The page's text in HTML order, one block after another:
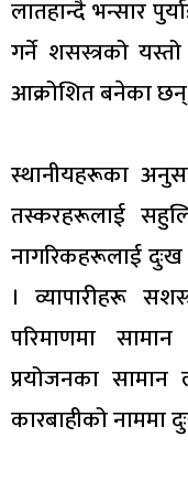
लातहान्दै भन्सार
गर्ने शसस्त्रको
आक्रोशित बनेका
स्थानीयहरूका
तस्करहरूलाई
नागरिकहरूलाई दुःख
। व्यापारीहरू
परिमाणमा
प्रयोजनका
कारबाहीको नाममा